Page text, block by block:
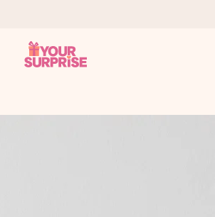
puissiez l’offrir au bon moment, quand